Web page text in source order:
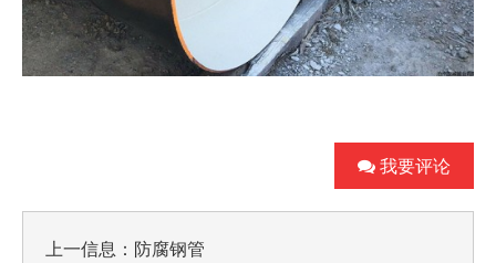
我要评论
上一信息： 防腐钢管